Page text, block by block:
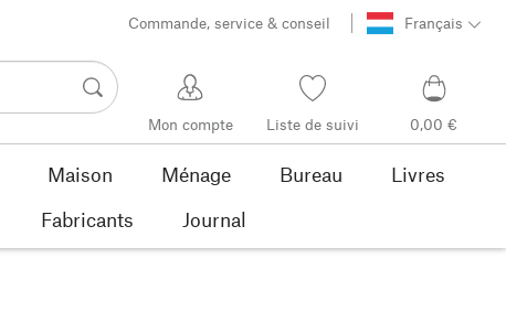
Commande, service & conseil Français
Mon compte Liste de suivi 0,00 €
Maison Ménage Bureau
Livres
Fabricants Journal